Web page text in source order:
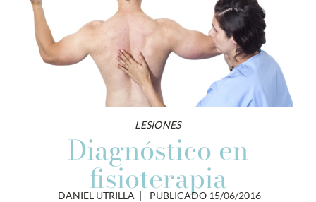
LESIONES
Diagnóstico en
fisioterapia
DANIEL UTRILLA PUBLICADO 15/06/2016